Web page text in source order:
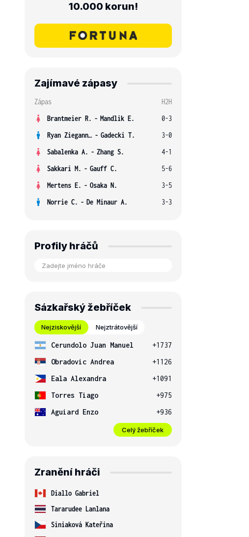
10.000 korun!
Zajímavé zápasy
Zápas
H2H
Brantmeier R. - Mandlik E.
0-3
Ryan Ziegann S. - Gadecki T.
3-0
Sabalenka A. - Zhang S.
4-1
Sakkari M. - Gauff C.
5-6
Mertens E. - Osaka N.
3-5
Norrie C. - De Minaur A. 3-3
Profily hráčů
Sázkařský žebříček
Nejziskovější Nejztrátovější
Cerundolo Juan Manuel
+1737
Obradovic Andrea
+1126
Eala Alexandra
+1091
Torres Tiago
+975
Aguiard Enzo
+936
Celý žebříček
Zranění hráči
Diallo Gabriel
Tararudee Lanlana
Siniaková Kateřina